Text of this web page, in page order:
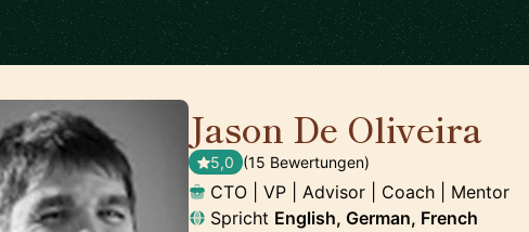
Jason De Oliveira
5,0 (15 Bewertungen)
CTO | VP | Advisor | Coach | Mentor
Spricht English, German, French